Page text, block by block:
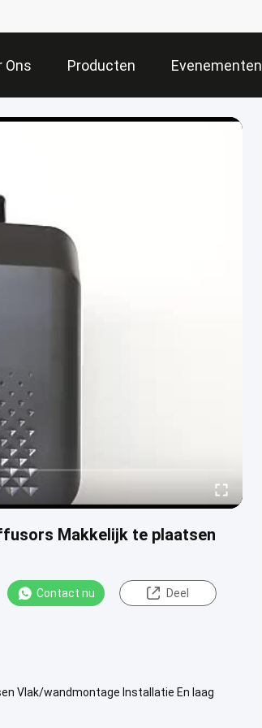
Ons Producten Evenementen
Makkelijk te plaatsen
Contact nu Deel
Vlak/wandmontage Installatie En laag